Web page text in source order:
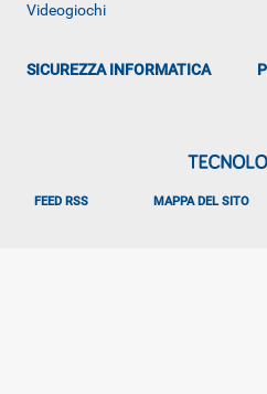
Videogiochi
SICUREZZA INFORMATICA
FEED RSS MAPPA DEL SITO